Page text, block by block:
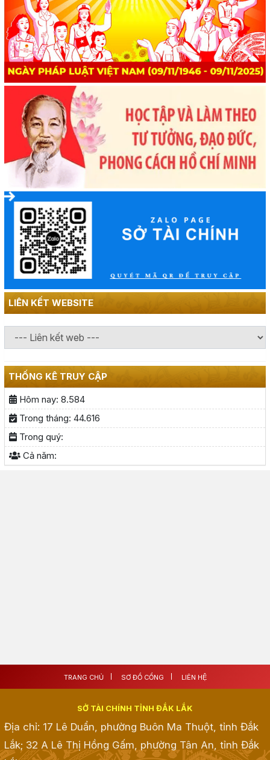
LIÊN KẾT WEBSITE
THỐNG KÊ TRUY CẬP
Hôm nay: 8.584
Trong tháng: 44.616
Trong quý:
Cả năm:
TRANG CHỦ SƠ ĐỒ CỔNG LIÊN HỆ
SỞ TÀI CHÍNH TỈNH ĐẮK LẮK
Địa chỉ: 17 Lê Duẩn, phường Buôn Ma Thuột, tỉnh Đắk
Lắk; 32 A Lê Thị Hồng Gấm, phường Tân An, tỉnh Đắk